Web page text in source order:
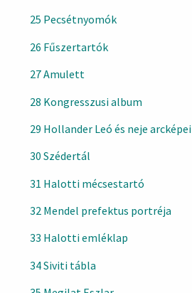
25 Pecsétnyomók
26 Fűszertartók
27 Amulett
28 Kongresszusi album
29 Hollander Leó és neje arcképei
30 Szédertál
31 Halotti mécsestartó
32 Mendel prefektus portréja
33 Halotti emléklap
34 Siviti tábla